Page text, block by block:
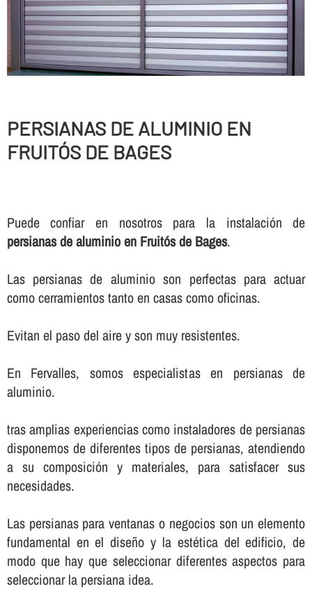
PERSIANAS DE ALUMINIO EN
FRUITÓS DE BAGES
Puede confiar en nosotros para la instalación de
persianas de aluminio en Fruitós de Bages.
Las persianas de aluminio son perfectas para actuar
como cerramientos tanto en casas como oficinas.
Evitan el paso del aire y son muy resistentes.
En Fervalles, somos especialistas en persianas de
aluminio.
tras amplias experiencias como instaladores de persianas
disponemos de diferentes tipos de persianas, atendiendo
a su composición y materiales, para satisfacer sus
necesidades.
Las persianas para ventanas o negocios son un elemento
fundamental en el diseño y la estética del edificio, de
modo que hay que seleccionar diferentes aspectos para
seleccionar la persiana idea.